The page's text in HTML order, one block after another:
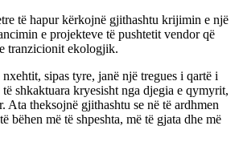
të hapur kërkojnë gjithashtu krijimin e një
e projekteve të pushtetit vendor që
tranzicionit ekologjik.
sipas tyre, janë një tregues i qartë i
shkaktuara kryesisht nga djegia e qymyrit,
Ata theksojnë gjithashtu se në të ardhmen
bëhen më të shpeshta, më të gjata dhe më